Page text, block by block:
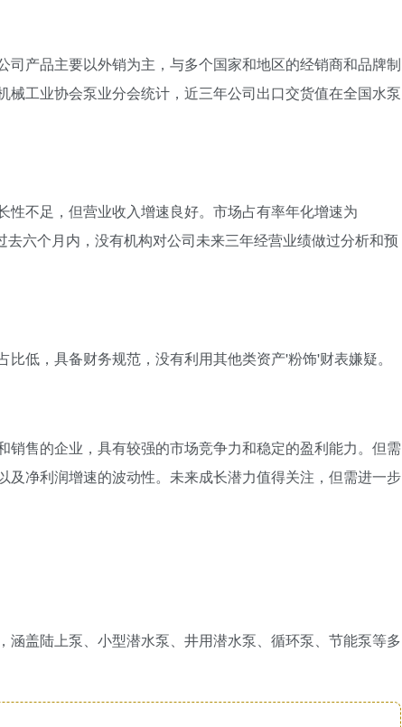
产品主要以外销为主，与多个国家和地区的经销商和品牌制
工业协会泵业分会统计，近三年公司出口交货值在全国水泵
不足，但营业收入增速良好。市场占有率年化增速为
六个月内，没有机构对公司未来三年经营业绩做过分析和预
低，具备财务规范，没有利用其他类资产'粉饰'财表嫌疑。
售的企业，具有较强的市场竞争力和稳定的盈利能力。但需
净利润增速的波动性。未来成长潜力值得关注，但需进一步
盖陆上泵、小型潜水泵、井用潜水泵、循环泵、节能泵等多